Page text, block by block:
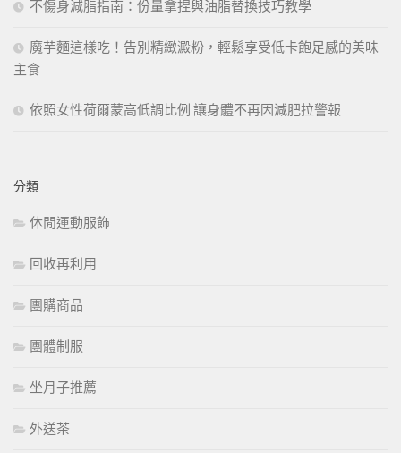
不傷身減脂指南：份量拿捏與油脂替換技巧教學
魔芋麵這樣吃！告別精緻澱粉，輕鬆享受低卡飽足感的美味
主食
依照女性荷爾蒙高低調比例 讓身體不再因減肥拉警報
分類
休閒運動服飾
回收再利用
團購商品
團體制服
坐月子推薦
外送茶